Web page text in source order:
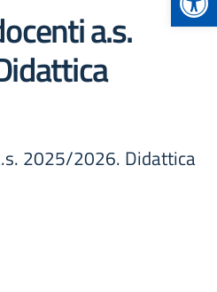
a.s.
2025/2026. Didattica